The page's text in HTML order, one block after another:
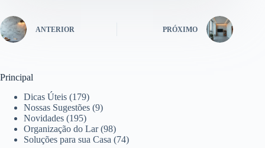
ANTERIOR PRÓXIMO
Principal
Dicas Úteis (179)
Nossas Sugestões (9)
Novidades (195)
Organização do Lar(98)
Soluções para sua Casa (74)